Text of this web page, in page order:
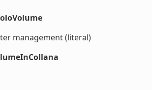
management (literal)